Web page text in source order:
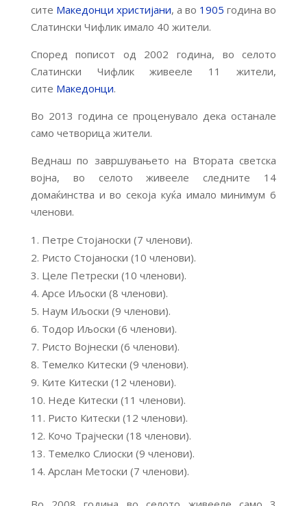
сите Македонци христијани, а во 1905 година во
Слатински Чифлик имало 40 жители.
Според пописот од 2002 година, во селото
Слатински Чифлик живееле 11 жители,
сите Македонци.
Во 2013 година се проценувало дека останале
само четворица жители.
Веднаш по завршувањето на Втората светска
војна, во селото живееле следните 14
домаќинства и во секоја куќа имало минимум 6
членови.
Петре Стојаноски (7 членови).
Ристо Стојаноски (10 членови).
Целе Петрески (10 членови).
Арсе Иљоски (8 членови).
Наум Иљоски (9 членови).
Тодор Иљоски (6 членови).
Ристо Војнески (6 членови).
Темелко Китески (9 членови).
Ките Китески (12 членови).
Неде Китески (11 членови).
Ристо Китески (12 членови).
Кочо Трајчески (18 членови).
Темелко Слиоски (9 членови).
Арслан Метоски (7 членови).